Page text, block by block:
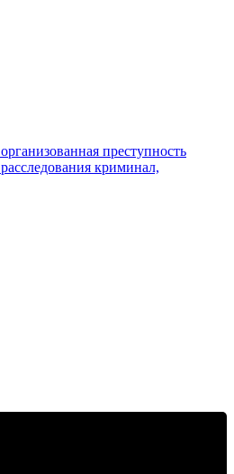
организованная преступность
расследования криминал,